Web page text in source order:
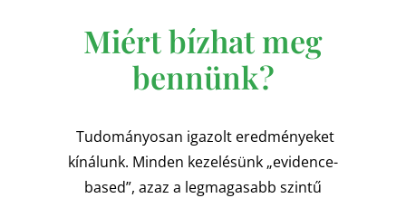
Miért bízhat meg
bennünk?
Tudományosan igazolt eredményeket
kínálunk. Minden kezelésünk „evidence-
based”, azaz a legmagasabb szintű